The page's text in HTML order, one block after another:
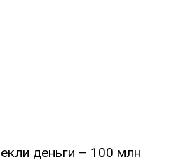
деньги – 100 млн